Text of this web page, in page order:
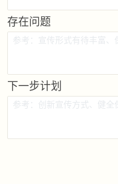
存在问题
下一步计划